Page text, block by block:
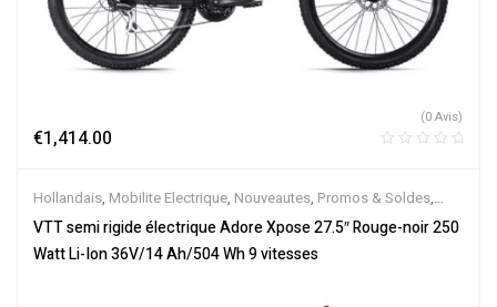
€1,414.00
(0 Avis)
Hollandais, Mobilite Electrique, Nouveautes, Promos & Soldes,
Semi-Rigides,Vélo électrique ville,Velos Electriques,VTT
Électriques
VTT semi rigide électrique Adore Xpose 27.5″ Rouge-noir 250
Watt Li-Ion 36V/14 Ah/504 Wh 9 vitesses